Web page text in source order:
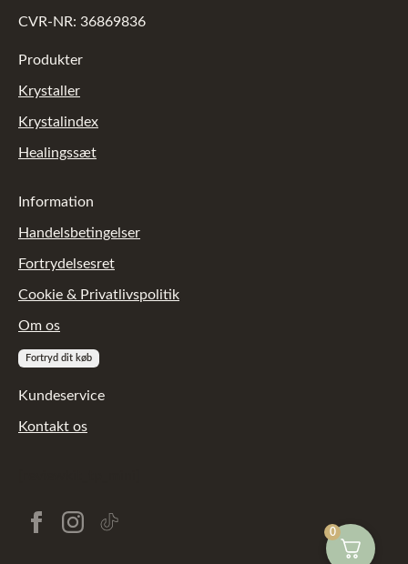
CVR-NR: 36869836
Produkter
Krystaller
Krystalindex
Healingssæt
Information
Handelsbetingelser
Fortrydelsesret
Cookie & Privatlivspolitik
Om os
Fortryd dit køb
Kundeservice
Kontakt os
0